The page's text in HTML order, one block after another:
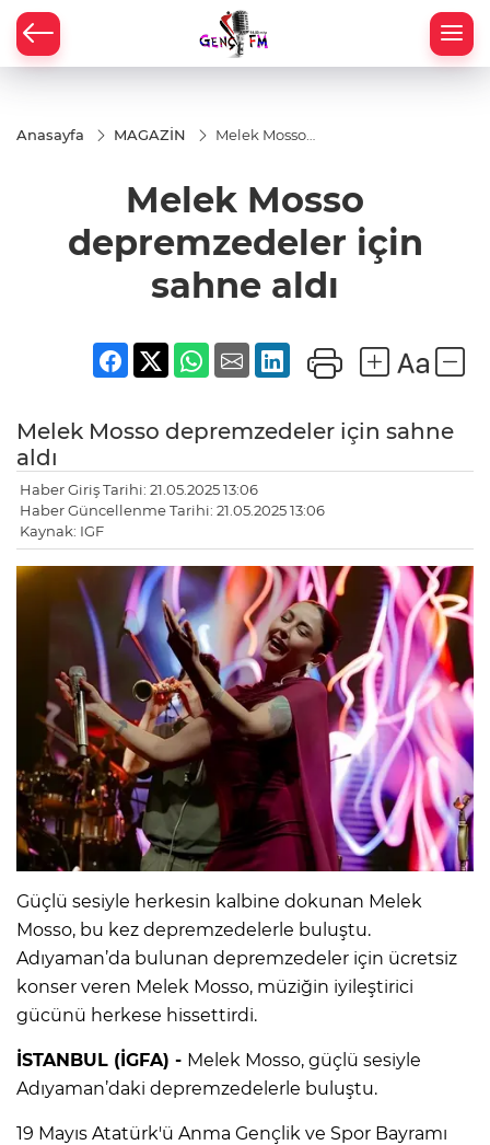
Anasayfa MAGAZİN
Melek Mosso
Melek Mosso
depremzedeler için
sahne aldı
Melek Mosso depremzedeler için sahne
aldı
Haber Giriş Tarihi: 21.05.2025 13:06
Haber Güncellenme Tarihi: 21.05.2025 13:06
Kaynak: IGF
Güçlü sesiyle herkesin kalbine dokunan Melek
Mosso, bu kez depremzedelerle buluştu.
Adıyaman’da bulunan depremzedeler için ücretsiz
konser veren Melek Mosso, müziğin iyileştirici
gücünü herkese hissettirdi.
İSTANBUL (İGFA) - Melek Mosso, güçlü sesiyle
Adıyaman’daki depremzedelerle buluştu.
19 Mayıs Atatürk'ü Anma Gençlik ve Spor Bayramı